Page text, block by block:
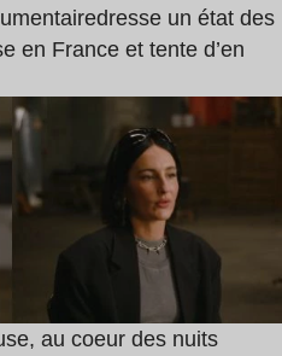
dresse un état des
en France et tente d’en
au coeur des nuits